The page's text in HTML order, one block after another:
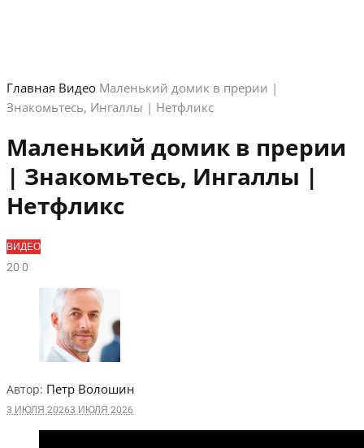
Главная Видео Маленький домик в прерии |
Знакомьтесь, Ингаллы | Нетфликс
Маленький домик в прерии
| Знакомьтесь, Ингаллы |
Нетфликс
ВИДЕО
200
Автор: Петр Волошин
3 ИЮЛЯ 20263 ИЮЛЯ 2026